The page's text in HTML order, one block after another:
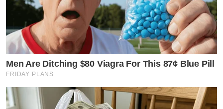
Men Are Ditching $80 Viagra For This 87¢ Blue Pill
FRIDAY PLANS